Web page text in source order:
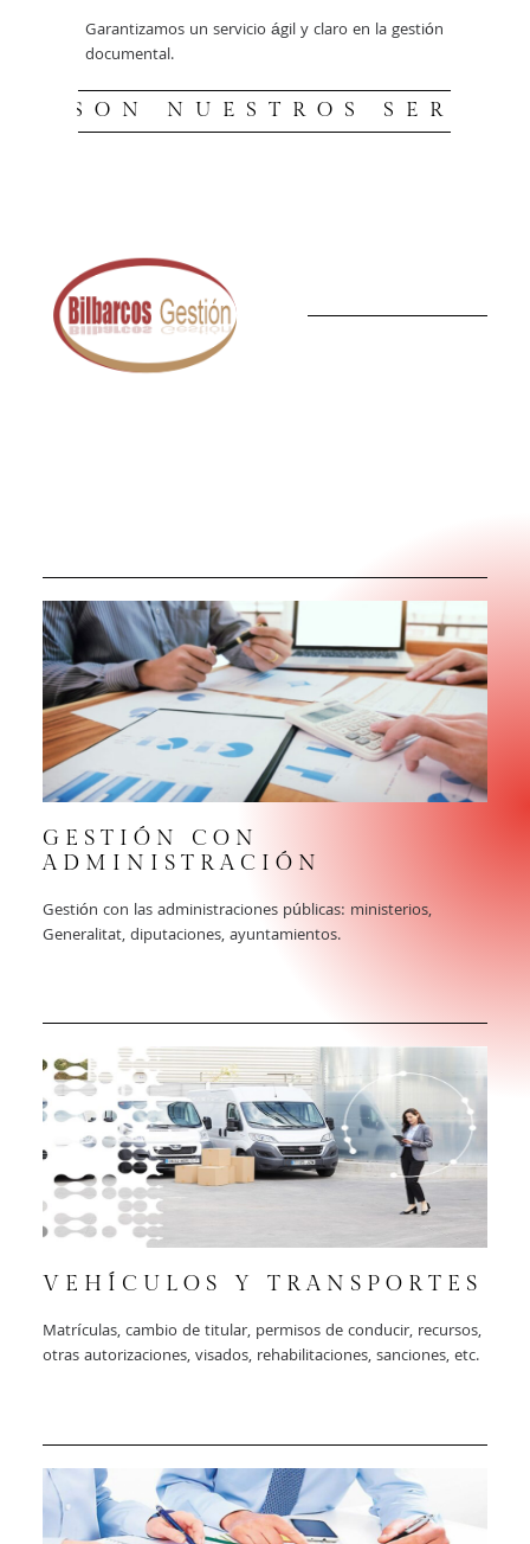
Garantizamos un servicio ágil y claro en la gestión
documental.
SON NUESTROS
GESTIÓN CON
ADMINISTRACIÓN
Gestión con las administraciones públicas: ministerios,
Generalitat, diputaciones, ayuntamientos.
VEHÍCULOS Y TRANSPORTES
Matrículas, cambio de titular, permisos de conducir, recursos,
otras autorizaciones, visados, rehabilitaciones, sanciones, etc.